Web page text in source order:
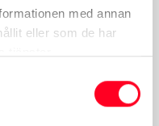
med annan
eller som de har